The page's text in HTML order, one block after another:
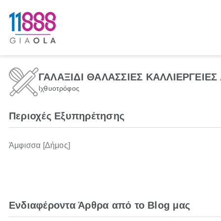
ΓΑΛΑΞΙΔΙ ΘΑΛΑΣΣΙΕΣ ΚΑΛΛΙΕΡΓΕΙΕΣ
Ιχθυοτρόφος
Περιοχές Εξυπηρέτησης
Άμφισσα [Δήμος]
Ενδιαφέροντα Άρθρα από το Blog μας